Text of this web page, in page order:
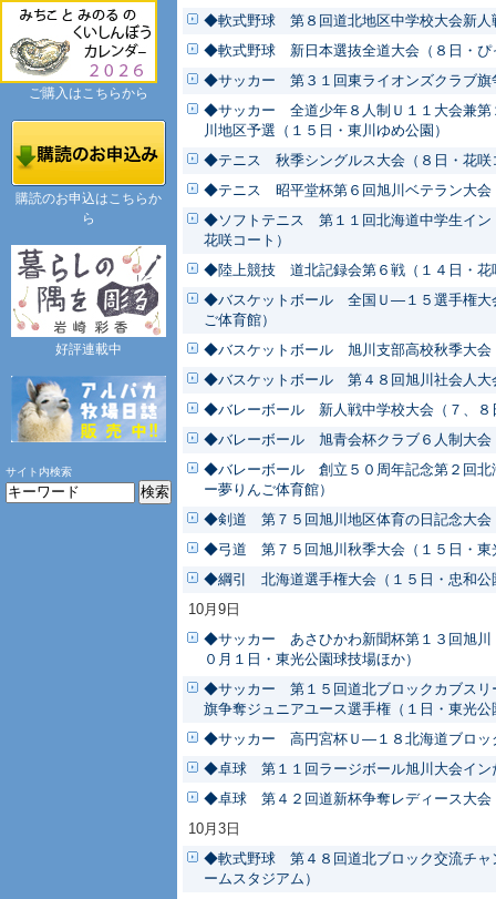
◆軟式野球 第８回道北地区中学校大会新人
◆軟式野球 新日本選抜全道大会（８日・ぴ
◆サッカー 第３１回東ライオンズクラブ旗
◆サッカー 全道少年８人制Ｕ１１大会兼第
川地区予選（１５日・東川ゆめ公園）
◆テニス 秋季シングルス大会（８日・花咲
◆テニス 昭平堂杯第６回旭川ベテラン大会
◆ソフトテニス 第１１回北海道中学生イン
花咲コート）
◆陸上競技 道北記録会第６戦（１４日・花
◆バスケットボール 全国Ｕ―１５選手権大
ご体育館）
◆バスケットボール 旭川支部高校秋季大会
◆バスケットボール 第４８回旭川社会人大
◆バレーボール 新人戦中学校大会（７、８
◆バレーボール 旭青会杯クラブ６人制大会
◆バレーボール 創立５０周年記念第２回北
ー夢りんご体育館）
◆剣道 第７５回旭川地区体育の日記念大会
◆弓道 第７５回旭川秋季大会（１５日・東
◆綱引 北海道選手権大会（１５日・忠和公
10月9日
◆サッカー あさひかわ新聞杯第１３回旭川
０月１日・東光公園球技場ほか）
◆サッカー 第１５回道北ブロックカブスリ
旗争奪ジュニアユース選手権（１日・東光
◆サッカー 高円宮杯Ｕ―１８北海道ブロッ
◆卓球 第１１回ラージボール旭川大会イン
◆卓球 第４２回道新杯争奪レディース大会
10月3日
◆軟式野球 第４８回道北ブロック交流チャ
ームスタジアム）
ご購入はこちらから
購読のお申込はこちらか
ら
好評連載中
サイト内検索